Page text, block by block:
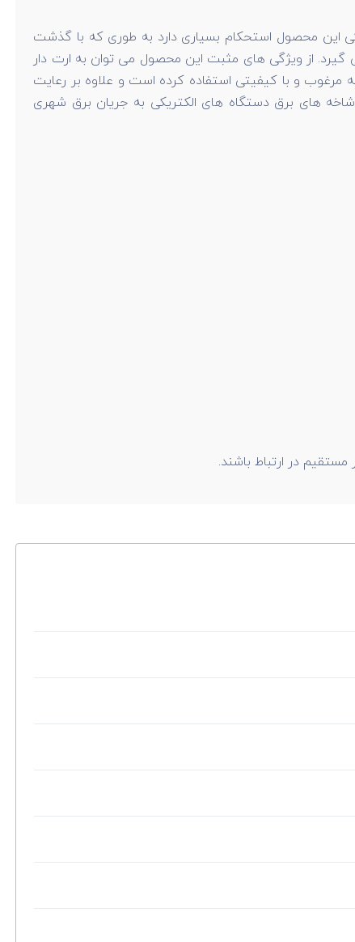
ارائه شده است. بدنه پلاستیکی این محصول استحکام بسیاری دارد به طوری که با گذشت
شود. شدت جریان مجاز این پریز برق ارت دار 16 آمپر است و ولتاژ آن در بازه 220 ولت قرار می گیرد. از ویژگی های مثبت این محصول می توان به ارت دار
و با کیفیتی استفاده کرده است و علاوه بر رعایت
های برق دستگاه های الکتریکی به جریان برق شهری
در ارتباط باشند.